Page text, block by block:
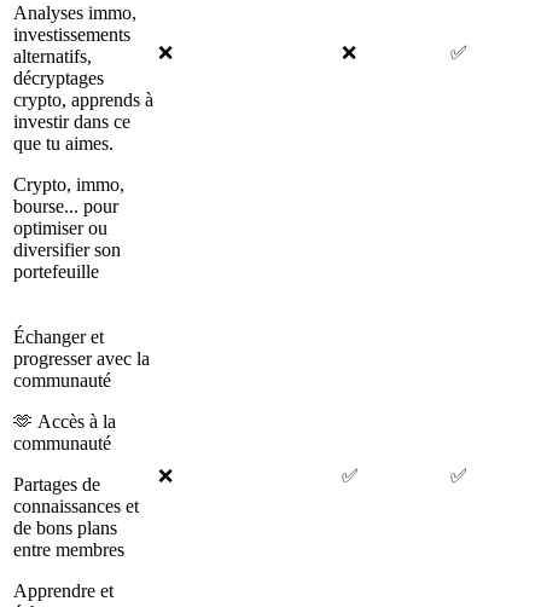
Analyses immo,
investissements
alternatifs,
décryptages
crypto, apprends à
investir dans ce
que tu aimes.
Crypto, immo,
bourse... pour
optimiser ou
diversifier son
portefeuille
❌ ❌ ✅
Échanger et
progresser avec la
communauté
🫶 Accès à la
communauté
Partages de
connaissances et
de bons plans
entre membres
Apprendre et
❌ ✅ ✅